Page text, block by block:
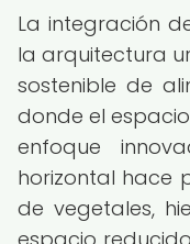
La integración
la arquitectura
sostenible de
donde el
enfoque
horizontal hace
de vegetales,